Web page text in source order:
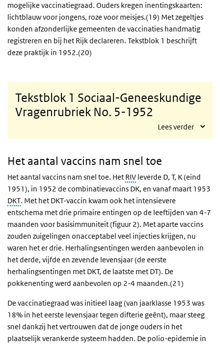
mogelijke vaccinatiegraad. Ouders kregen inentingskaarten:
lichtblauw voor jongens, roze voor meisjes.(19) Met zegeltjes
konden afzonderlijke gemeenten de vaccinaties handmatig
registreren en bij het Rijk declareren. Tekstblok 1 beschrijft
deze praktijk in 1952.(20)
Tekstblok 1 Sociaal-Geneeskundige
Vragenrubriek No. 5-1952
Lees verder
Het aantal vaccins nam snel toe
Het aantal vaccins nam snel toe. Het RIV leverde D, T, K (eind
1951), in 1952 de combinatievaccins DK, en vanaf maart 1953
DKT. Met het DKT-vaccin kwam ook het intensievere
entschema met drie primaire entingen op de leeftijden van 4-7
maanden voor basisimmuniteit (figuur 2). Met aparte vaccins
zouden zuigelingen onacceptabel veel injecties krijgen, nu
waren het er drie. Herhalingsentingen werden aanbevolen in
het derde, vijfde en zevende levensjaar (de eerste
herhalingsentingen met DKT, de laatste met DT). De
pokkenenting werd aanbevolen op 2-4 maanden.(21)
De vaccinatiegraad was initieel laag (van jaarklasse 1953 was
18% in het eerste levensjaar tegen difterie geënt), maar steeg
snel dankzij het vertrouwen dat de jonge ouders in het
plaatselijk verankerde systeem hadden. De polio-epidemie in